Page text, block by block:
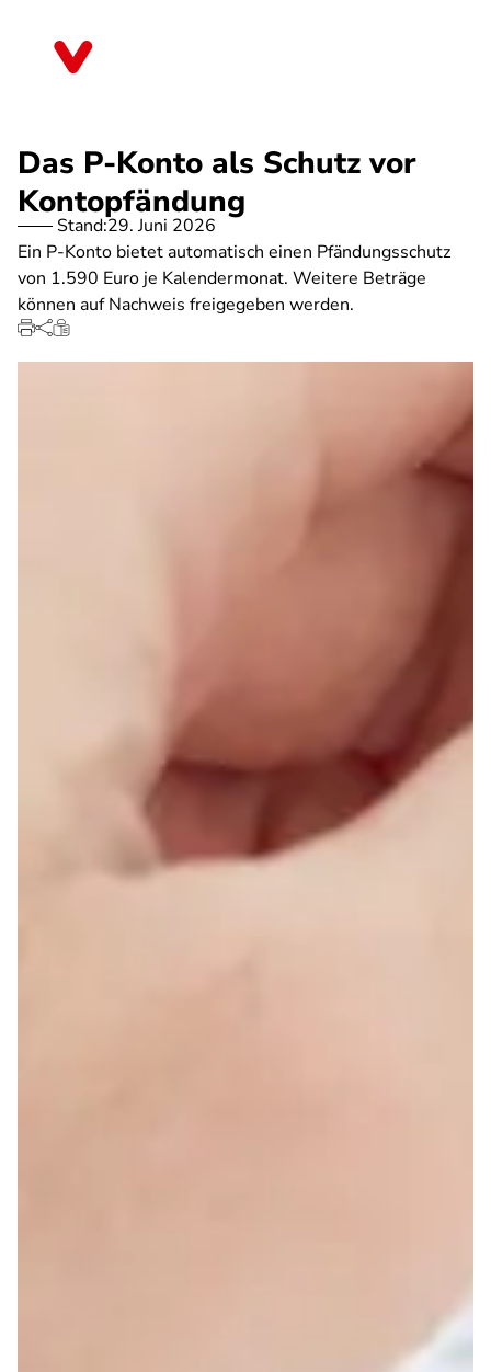
Das P-Konto als Schutz vor
Kontopfändung
Stand:29. Juni 2026
Ein P-Konto bietet automatisch einen Pfändungsschutz
von 1.590 Euro je Kalendermonat. Weitere Beträge
können auf Nachweis freigegeben werden.